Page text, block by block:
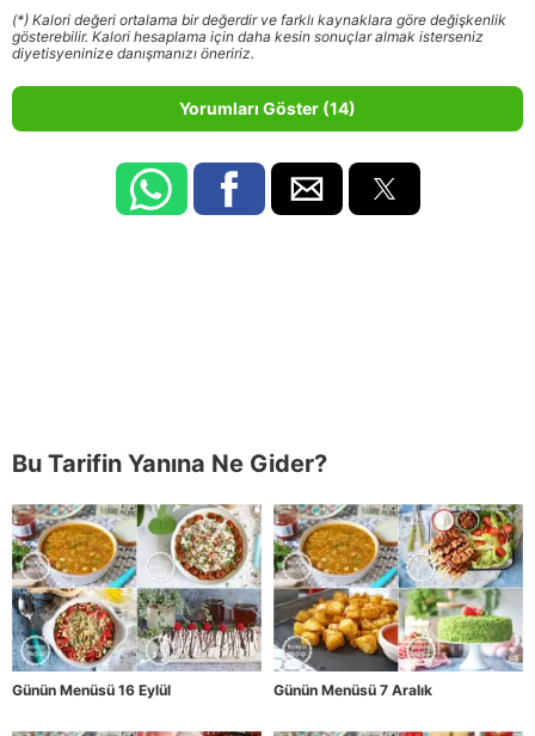
(*) Kalori değeri ortalama bir değerdir ve farklı kaynaklara göre değişkenlik
gösterebilir. Kalori hesaplama için daha kesin sonuçlar almak isterseniz
diyetisyeninize danışmanızı öneririz.
Yorumları Göster (14)
Bu Tarifin Yanına Ne Gider?
Günün Menüsü 16 Eylül Günün Menüsü 7 Aralık